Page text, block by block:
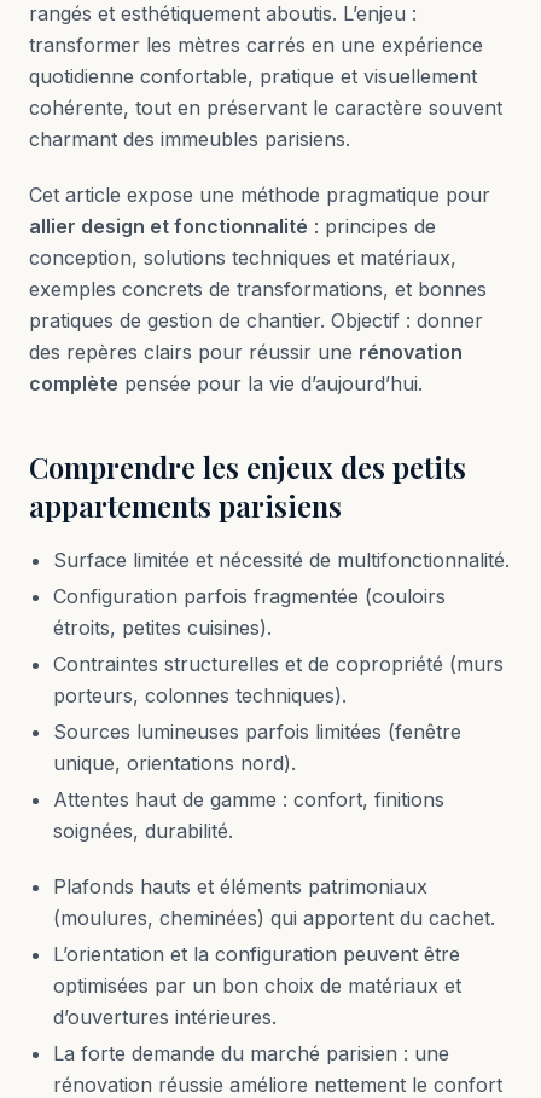
rangés et esthétiquement aboutis. L’enjeu :
transformer les mètres carrés en une expérience
quotidienne confortable, pratique et visuellement
cohérente, tout en préservant le caractère souvent
charmant des immeubles parisiens.
Cet article expose une méthode pragmatique pour
allier design et fonctionnalité : principes de
conception, solutions techniques et matériaux,
exemples concrets de transformations, et bonnes
pratiques de gestion de chantier. Objectif : donner
des repères clairs pour réussir une rénovation
complète pensée pour la vie d’aujourd’hui.
Comprendre les enjeux des petits
appartements parisiens
Surface limitée et nécessité de multifonctionnalité.
Configuration parfois fragmentée (couloirs
étroits, petites cuisines).
Contraintes structurelles et de copropriété (murs
porteurs, colonnes techniques).
Sources lumineuses parfois limitées (fenêtre
unique, orientations nord).
Attentes haut de gamme : confort, finitions
soignées, durabilité.
Plafonds hauts et éléments patrimoniaux
(moulures, cheminées) qui apportent du cachet.
L’orientation et la configuration peuvent être
optimisées par un bon choix de matériaux et
d’ouvertures intérieures.
La forte demande du marché parisien : une
rénovation réussie améliore nettement le confort